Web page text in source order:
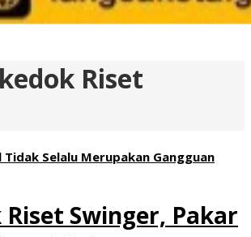
Riset
Swinger, Pakar